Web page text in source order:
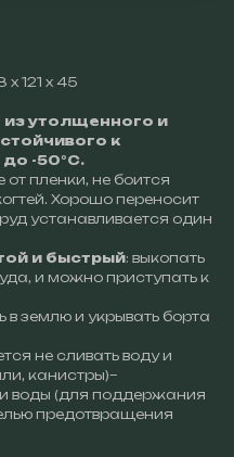
x 121 x 45
утолщенного и
к
-50°С.
пленки, не боится
Хорошо переносит
устанавливается один
и быстрый: выкопать
и можно приступать к
землю и укрывать борта
не сливать воду и
канистры)–
воды (для поддержания
предотвращения